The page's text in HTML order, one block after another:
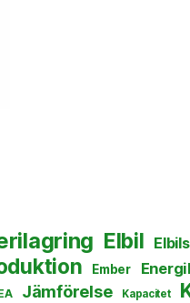
Elbil
Ember
Jämförelse Kapacitet